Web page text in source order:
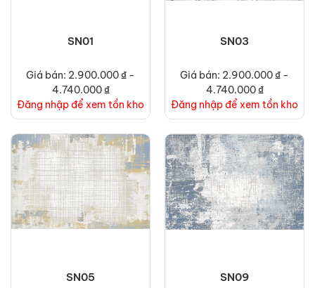
SN01
Giá bán: 2.900.000 ₫ -
4.740.000 ₫
Đăng nhập để xem tồn kho
SN03
Giá bán: 2.900.000 ₫ -
4.740.000 ₫
Đăng nhập để xem tồn kho
SN05 SN09